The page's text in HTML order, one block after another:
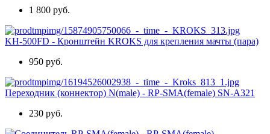
1 800 руб.
KH-500FD - Кронштейн KROKS для крепления мачты (пара)
950 руб.
Переходник (коннектор) N(male) - RP-SMA(female) SN-A321
230 руб.